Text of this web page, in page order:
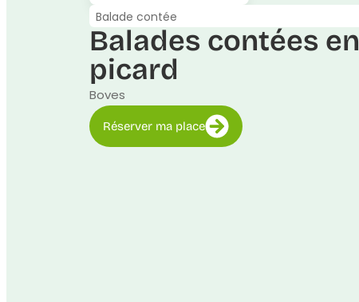
Balade contée
Balades contées en
picard
Boves
Réserver ma place